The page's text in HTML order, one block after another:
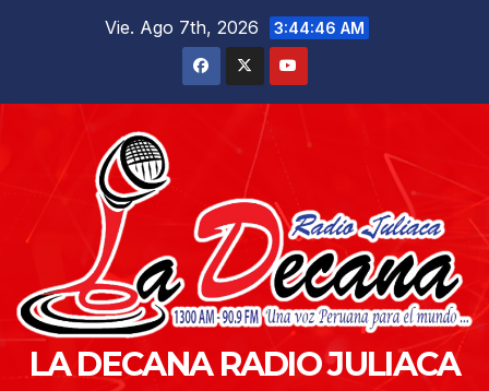
Vie. Ago 7th, 2026 3:44:48 AM
LA DECANA RADIO JULIACA